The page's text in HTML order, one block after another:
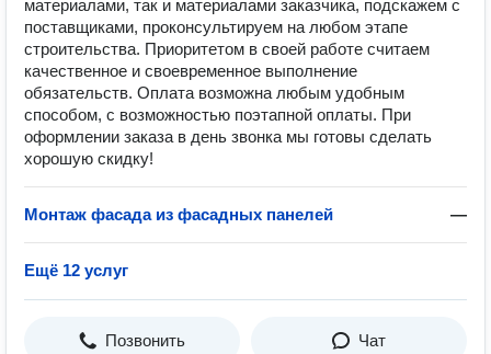
материалами, так и материалами заказчика, подскажем с
поставщиками, проконсультируем на любом этапе
строительства. Приоритетом в своей работе считаем
качественное и своевременное выполнение
обязательств. Оплата возможна любым удобным
способом, с возможностью поэтапной оплаты. При
оформлении заказа в день звонка мы готовы сделать
хорошую скидку!
Монтаж фасада из фасадных панелей —
Ещё 12 услуг
Позвонить Чат